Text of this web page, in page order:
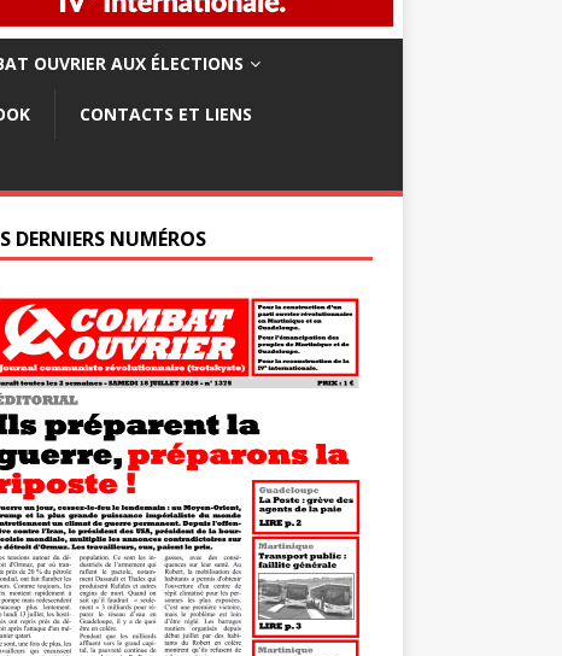
OUVRIER AUX ÉLECTIONS
CONTACTS ET LIENS
DERNIERS NUMÉROS